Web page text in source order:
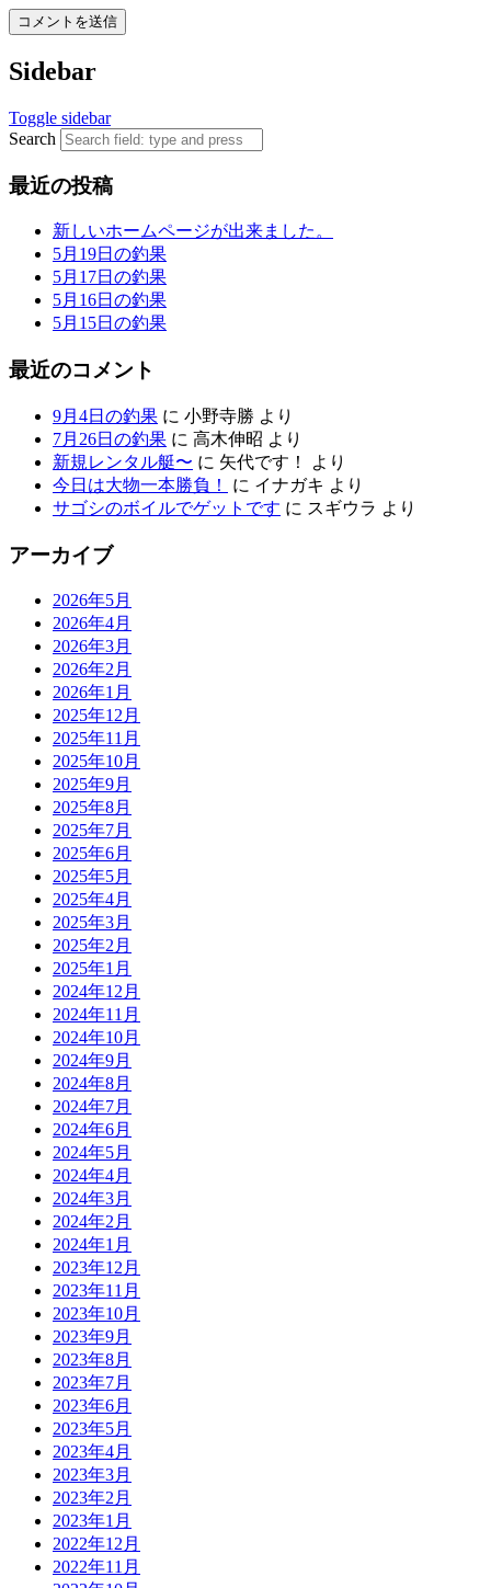
Sidebar
Toggle sidebar
Search
最近の投稿
新しいホームページが出来ました。
5月19日の釣果
5月17日の釣果
5月16日の釣果
5月15日の釣果
最近のコメント
9月4日の釣果 に 小野寺勝 より
7月26日の釣果 に 高木伸昭 より
新規レンタル艇〜 に 矢代です！
より
今日は大物一本勝負！
に イナガキ より
サゴシのボイルでゲットです に スギウラ より
アーカイブ
2026年5月
2026年4月
2026年3月
2026年2月
2026年1月
2025年12月
2025年11月
2025年10月
2025年9月
2025年8月
2025年7月
2025年6月
2025年5月
2025年4月
2025年3月
2025年2月
2025年1月
2024年12月
2024年11月
2024年10月
2024年9月
2024年8月
2024年7月
2024年6月
2024年5月
2024年4月
2024年3月
2024年2月
2024年1月
2023年12月
2023年11月
2023年10月
2023年9月
2023年8月
2023年7月
2023年6月
2023年5月
2023年4月
2023年3月
2023年2月
2023年1月
2022年12月
2022年11月